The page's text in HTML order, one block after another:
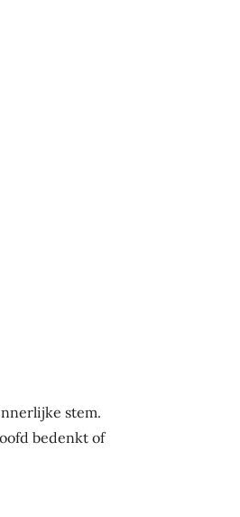
stem.
bedenkt of